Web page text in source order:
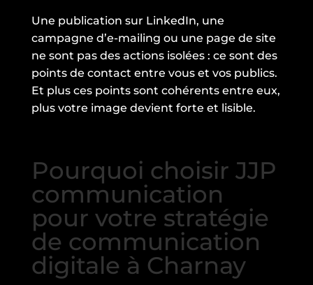
Une publication sur LinkedIn, une
campagne d’e-mailing ou une page de site
ne sont pas des actions isolées : ce sont des
points de contact entre vous et vos publics.
Et plus ces points sont cohérents entre eux,
plus votre image devient forte et lisible.
Pourquoi choisir JJP
communication
pour votre stratégie
de communication
digitale à Charnay